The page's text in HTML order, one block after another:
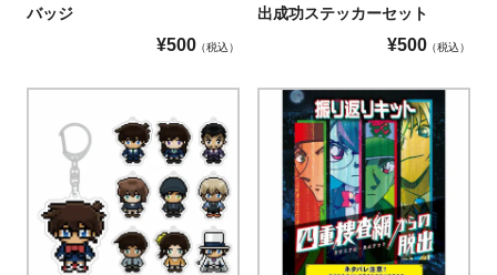
バッジ
¥500 税込
出成功ステッカーセット
¥500 税込